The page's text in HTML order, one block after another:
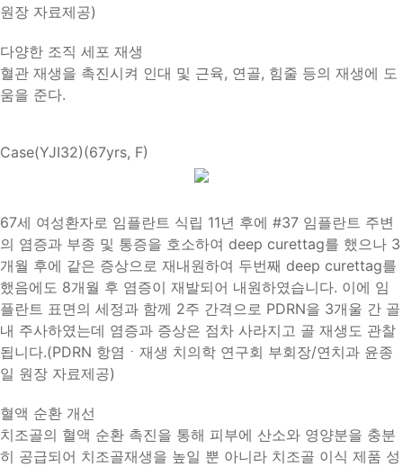
원장 자료제공)
다양한 조직 세포 재생
혈관 재생을 촉진시켜 인대 및 근육, 연골, 힘줄 등의 재생에 도
움을 준다.
Case(YJI32)(67yrs, F)
67세 여성환자로 임플란트 식립 11년 후에 #37 임플란트 주변
의 염증과 부종 및 통증을 호소하여 deep curettag를 했으나 3
개월 후에 같은 증상으로 재내원하여 두번째 deep curettag를
했음에도 8개월 후 염증이 재발되어 내원하였습니다. 이에 임
플란트 표면의 세정과 함께 2주 간격으로 PDRN을 3개울 간 골
내 주사하였는데 염증과 증상은 점차 사라지고 골 재생도 관찰
됩니다.(PDRN 항염ㆍ재생 치의학 연구회 부회장/연치과 윤종
일 원장 자료제공)
혈액 순환 개선
치조골의 혈액 순환 촉진을 통해 피부에 산소와 영양분을 충분
히 공급되어 치조골재생을 높일 뿐 아니라 치조골 이식 제품 성